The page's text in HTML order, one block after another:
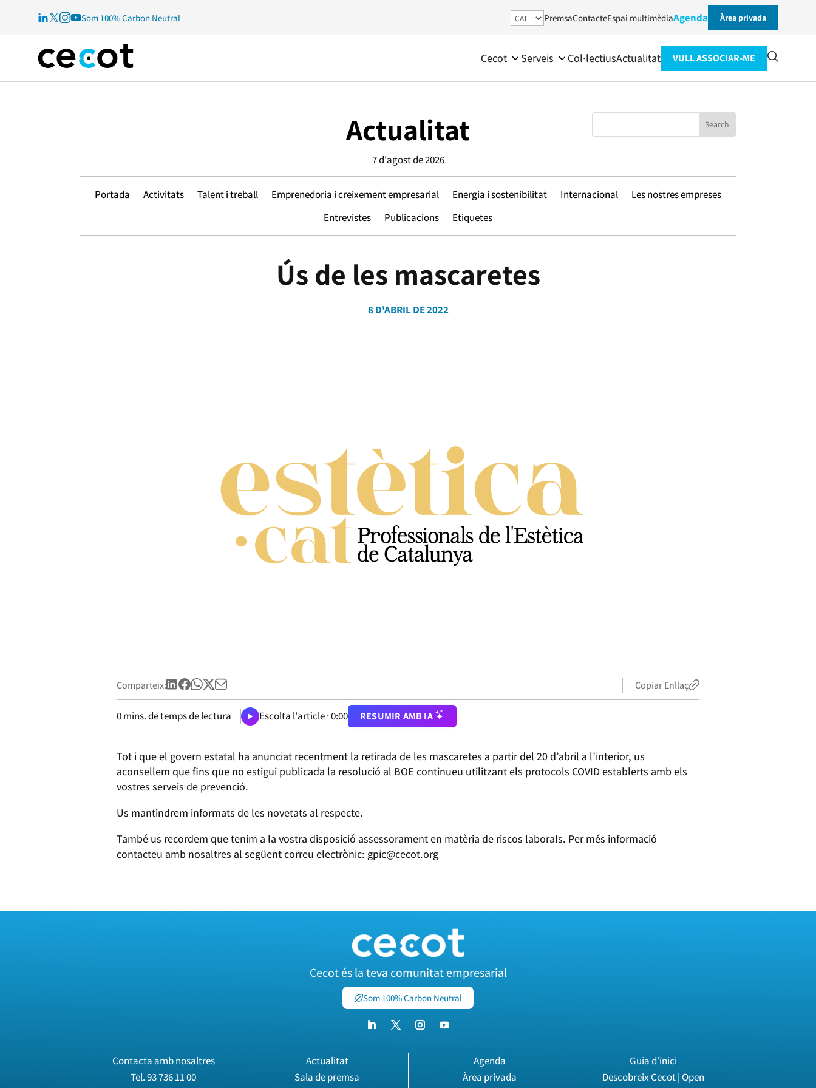
Som 100% Carbon Neutral PremsaContacteEspai multimèdiaAgenda Àrea privada
Cecot Serveis Col·lectiusActualitat VULL ASSOCIAR-ME
Actualitat
7 d'agost de 2026
Portada Activitats Talent i treball Emprenedoria i creixement empresarial Energia i sostenibilitat Internacional
Les nostres empreses
Entrevistes
Publicacions Etiquetes
Ús de les mascaretes
8 D'ABRIL DE 2022
Comparteix: Copiar Enllaç
0mins. de temps de lectura Escolta l'article ·0:00 RESUMIR AMB IA
Tot i que el govern estatal ha anunciat recentment la retirada de les mascaretes a partir del 20 d’abril a l’interior, us
aconsellem que fins que no estigui publicada la resolució al BOE continueu utilitzant els protocols COVID establerts amb els
vostres serveis de prevenció.
Us mantindrem informats de les novetats al respecte.
També us recordem que tenim a la vostra disposició assessorament en matèria de riscos laborals. Per més informació
contacteu amb nosaltres al següent correu electrònic: gpic@cecot.org
Cecot és la teva comunitat empresarial
Som 100% Carbon Neutral
Contacta amb nosaltres
Tel.93 736 11 00
Actualitat
Sala de premsa
Agenda
Àrea privada
Guia d’inici
Descobreix Cecot | Open